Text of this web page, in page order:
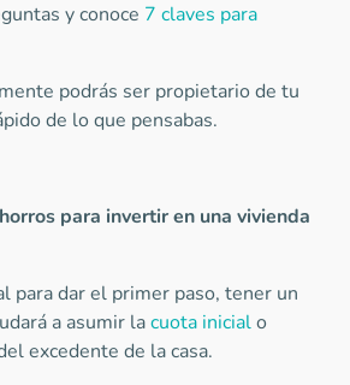
y conoce 7 claves para
podrás ser propietario de tu
de lo que pensabas.
para invertir en una vivienda
para dar el primer paso, tener un
a asumir lacuota inicialo
excedente de la casa.